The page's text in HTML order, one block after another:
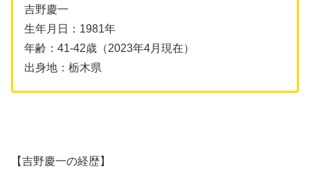
吉野慶一
生年月日：1981年
年齢：41-42歳（2023年4月現在）
出身地：栃木県
【吉野慶一の経歴】